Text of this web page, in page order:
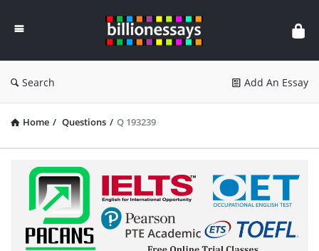
Essays
Search Add An Essay
Home / Questions / Q 193239